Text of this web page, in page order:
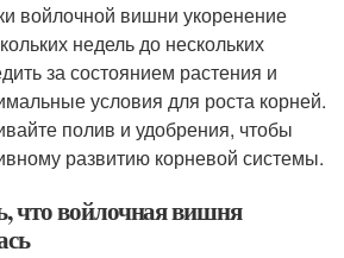
войлочной вишни укоренение
недель до нескольких
за состоянием растения и
условия для роста корней.
полив и удобрения, чтобы
развитию корневой системы.
что войлочная вишня